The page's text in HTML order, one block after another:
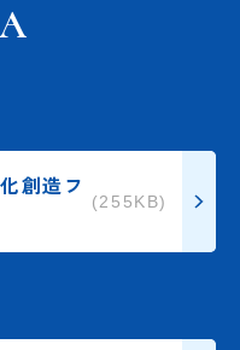
創造フ
(255KB)